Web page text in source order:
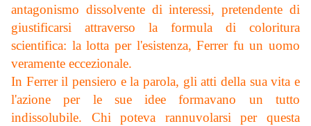
antagonismo dissolvente di interessi, pretendente di
giustificarsi attraverso la formula di coloritura
scientifica: la lotta per l'esistenza, Ferrer fu un uomo
veramente eccezionale.
In Ferrer il pensiero e la parola, gli atti della sua vita e
l'azione per le sue idee formavano un tutto
indissolubile. Chi poteva rannuvolarsi per questa